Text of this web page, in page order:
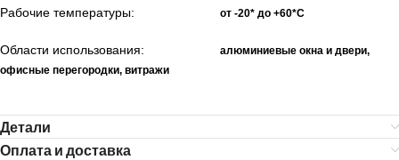
Рабочие температуры: от -20* до +60*С
Области использования:
алюминиевые окна и двери,
офисные перегородки, витражи
Детали
Оплата и доставка